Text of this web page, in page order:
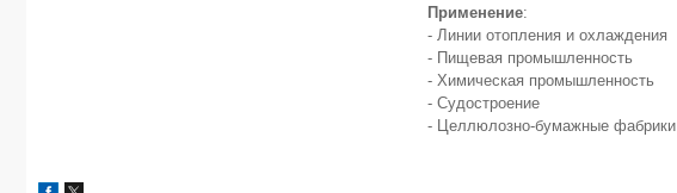
Применение:
- Линии отопления и охлаждения
- Пищевая промышленность
- Химическая промышленность
- Судостроение
- Целлюлозно-бумажные фабрики